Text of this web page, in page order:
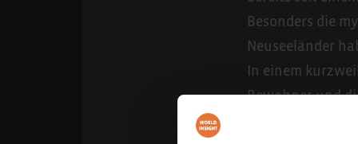
Besonders die
Neuseeländer
In einem
Bewohner und